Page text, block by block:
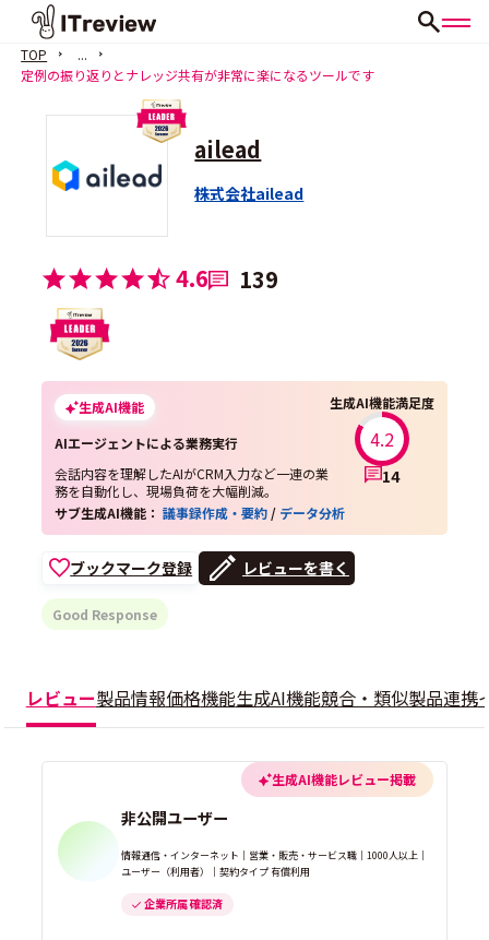
TOP
...
定例の振り返りとナレッジ共有が非常に楽になるツールです
ailead
株式会社ailead
4.6 139
生成AI機能
AIエージェントによる業務実行
会話内容を理解したAIがCRM入力など一連の業
務を自動化し、現場負荷を大幅削減。
生成AI機能満足度
4.2
14
サブ生成AI機能：議事録作成・要約 / データ分析
ブックマーク登録 レビューを書く
Good Response
レビュー製品情報価格機能生成AI機能競合・類似製品連携
生成AI機能レビュー掲載
非公開ユーザー
情報通信・インターネット｜営業・販売・サービス職｜1000人以上｜
ユーザー（利用者）｜契約タイプ 有償利用
企業所属 確認済